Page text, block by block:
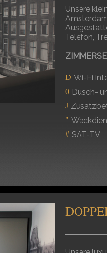
Unsere
Telefon,
Wi-Fi
Dusch-
SAT-TV